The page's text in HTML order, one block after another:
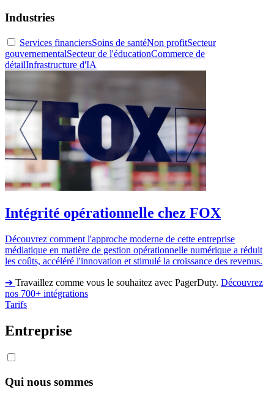
Industries
Services financiersSoins de santéNon profitSecteur
gouvernementalSecteur de l'éducationCommerce de
détailInfrastructure d'IA
Intégrité opérationnelle chez FOX
Découvrez comment l'approche moderne de cette entreprise
médiatique en matière de gestion opérationnelle numérique a réduit
les coûts, accéléré l'innovation et stimulé la croissance des revenus.
➔ Travaillez comme vous le souhaitez avec PagerDuty. Découvrez
nos 700+ intégrations
Tarifs
Entreprise
Qui nous sommes